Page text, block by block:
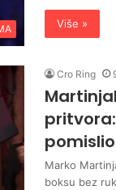
Više »
Cro Ring
Marko
boksu bez